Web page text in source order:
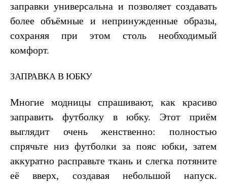
заправки универсальна и позволяет создавать
более объёмные и непринужденные образы,
сохраняя при этом столь необходимый
комфорт.
ЗАПРАВКА В ЮБКУ
Многие модницы спрашивают, как красиво
заправить футболку в юбку. Этот приём
выглядит очень женственно: полностью
спрячьте низ футболки за пояс юбки, затем
аккуратно расправьте ткань и слегка потяните
её вверх, создавая небольшой напуск.